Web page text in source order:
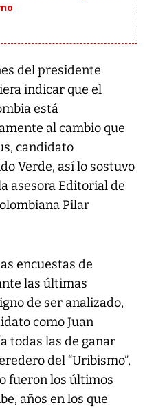
del presidente
indicar que el
está
al cambio que
candidato
Verde, así lo sostuvo
asesora Editorial de
Pilar
encuestas de
las últimas
de ser analizado,
como Juan
todas las de ganar
del “Uribismo”,
fueron los últimos
años en los que